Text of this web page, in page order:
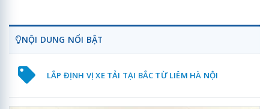
NỘI DUNG NỔI BẬT
LẮP ĐỊNH VỊ XE TẢI TẠI BẮC TỪ LIÊM HÀ NỘI